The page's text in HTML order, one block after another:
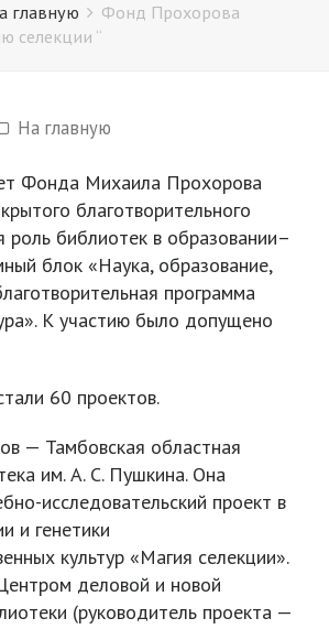
главную
Фонд Прохорова
селекции “
На главную
Фонда Михаила Прохорова
благотворительного
роль библиотек в образовании–
блок «Наука, образование,
программа
К участию было допущено
60 проектов.
— Тамбовская областная
им. А. С. Пушкина. Она
исследовательский проект в
и генетики
культур «Магия селекции».
деловой и новой
(руководитель проекта —